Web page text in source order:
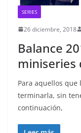
SERIES
26 diciembre, 2018
Balance
miniseries
Para aquellos
terminarla, sin
continuación,